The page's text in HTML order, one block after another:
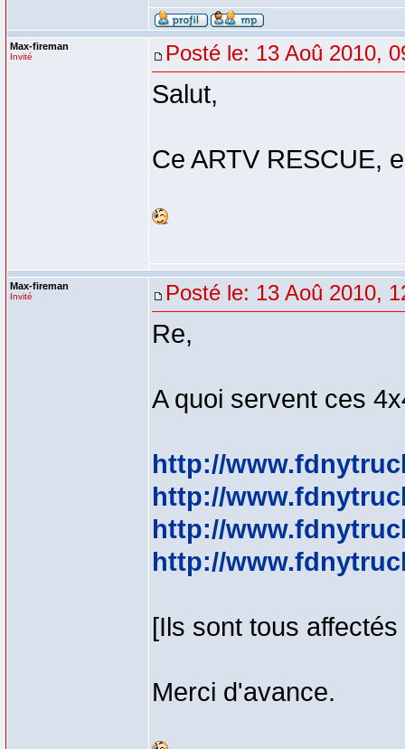
Max-fireman
Invité Posté le: 13 Aoû 2010,
Salut,
Ce ARTV RESCUE,
Max-fireman
Invité Posté le: 13 Aoû 2010,
Re,
A quoi servent ces
http://
http://
http://
http://
[Ils sont tous
Merci d'avance.